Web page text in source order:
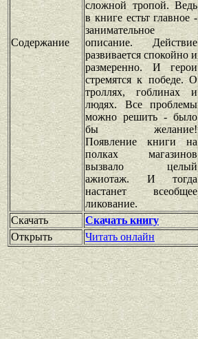
Содержание
сложной тропой. Ведь
в книге естьт главное -
занимательное
описание. Действие
развивается спокойно и
размеренно. И герои
стремятся к победе. О
троллях, гоблинах и
людях. Все проблемы
можно решить - было
бы желание!
Появление книги на
полках магазинов
вызвало целый
ажиотаж. И тогда
настанет всеобщее
ликование.
Скачать
Скачать книгу
Открыть
Читать онлайн